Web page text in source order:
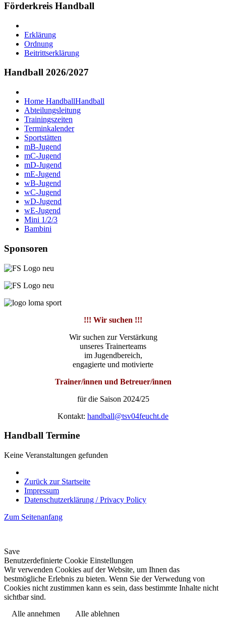
Förderkreis Handball
Erklärung
Ordnung
Beitrittserklärung
Handball 2026/2027
Home HandballHandball
Abteilungsleitung
Trainingszeiten
Terminkalender
Sportstätten
mB-Jugend
mC-Jugend
mD-Jugend
mE-Jugend
wB-Jugend
wC-Jugend
wD-Jugend
wE-Jugend
Mini 1/2/3
Bambini
Sponsoren
!!! Wir suchen !!!
Wir suchen zur Verstärkung
unseres Trainerteams
im Jugendbereich,
engagierte und motivierte
Trainer/innen und Betreuer/innen
für die Saison 2024/25
Kontakt: handball@tsv04feucht.de
Handball Termine
Keine Veranstaltungen gefunden
Zurück zur Startseite
Impressum
Datenschutzerklärung / Privacy Policy
Zum Seitenanfang
Save
Benutzerdefinierte Cookie Einstellungen
Wir verwenden Cookies auf der Website, um Ihnen das
bestmögliche Erlebnis zu bieten. Wenn Sie der Verwedung von
Cookies nicht zustimmen kann es sein, dass bestimmte Inhalte nicht
sichtbar sind.
Alle annehmen
Alle ablehnen